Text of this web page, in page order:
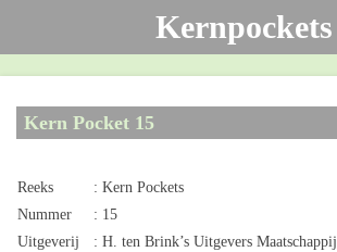
hoofdinhoud
Kernpockets
Kern Pocket 15
Reeks
: Kern Pockets
Nummer
: 15
Uitgeverij
: H. ten Brink’s Uitgevers Maatschappij